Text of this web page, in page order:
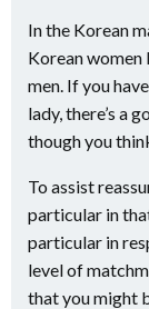
In the Korean
Korean women
men. If you
lady, there’s a
though you
To assist
particular in
particular in
level of
that you might